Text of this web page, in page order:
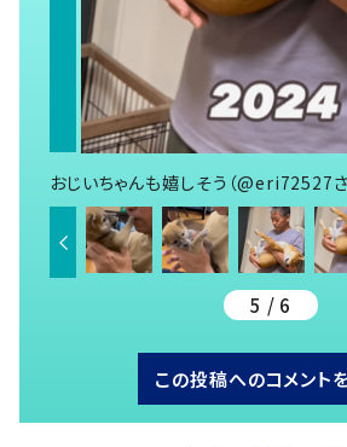
おじいちゃんも嬉しそう（@eri72527さ
5 / 6
この投稿へのコメント